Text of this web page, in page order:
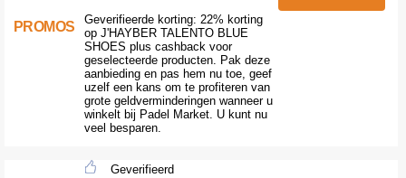
PROMOS
Geverifieerde korting: 22% korting
op J'HAYBER TALENTO BLUE
SHOES plus cashback voor
geselecteerde producten. Pak deze
aanbieding en pas hem nu toe, geef
uzelf een kans om te profiteren van
grote geldverminderingen wanneer u
winkelt bij Padel Market. U kunt nu
veel besparen.
Geverifieerd